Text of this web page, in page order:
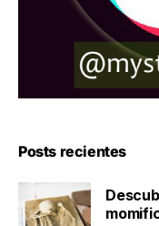
Posts recientes